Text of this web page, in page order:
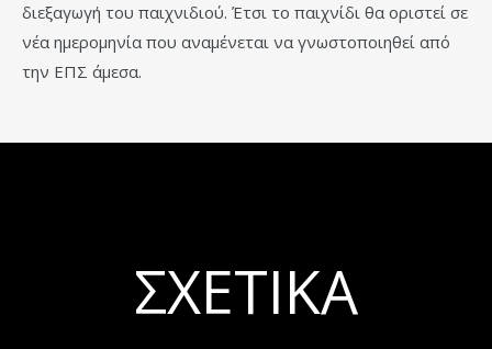
διεξαγωγή του παιχνιδιού. Έτσι το παιχνίδι θα οριστεί σε
νέα ημερομηνία που αναμένεται να γνωστοποιηθεί από
την ΕΠΣ άμεσα.
ΣΧΕΤΙΚΆ